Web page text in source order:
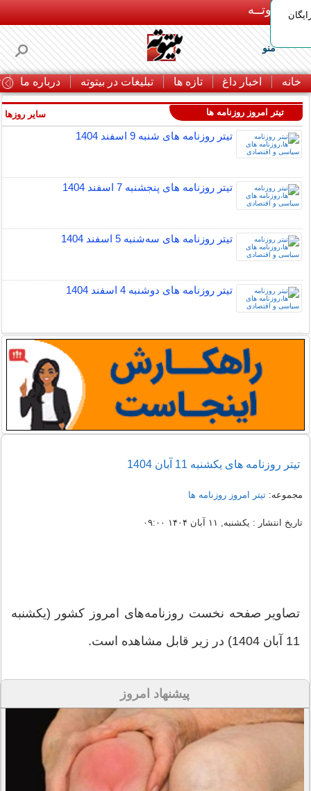
بـیتوتــه
منو
خانه اخبار داغ تازه ها تبلیغات در بیتوته درباره ما
تیتر امروز روزنامه ها
تيتر روزنامه های شنبه 9 اسفند 1404
تيتر روزنامه های پنجشنبه 7 اسفند 1404
تيتر روزنامه های سه‌شنبه 5 اسفند 1404
تيتر روزنامه های دوشنبه 4 اسفند 1404
سایر روزها
تيتر روزنامه های یکشنبه 11 آبان 1404
مجموعه:تیتر امروز روزنامه ها
تاریخ انتشار : یکشنبه, ۱۱ آبان ۱۴۰۴ ۰۹:۰۰
تصاویر صفحه نخست روزنامه‌های امروز کشور (یکشنبه
11 آبان 1404) در زیر قابل مشاهده است.
پیشنهاد امروز